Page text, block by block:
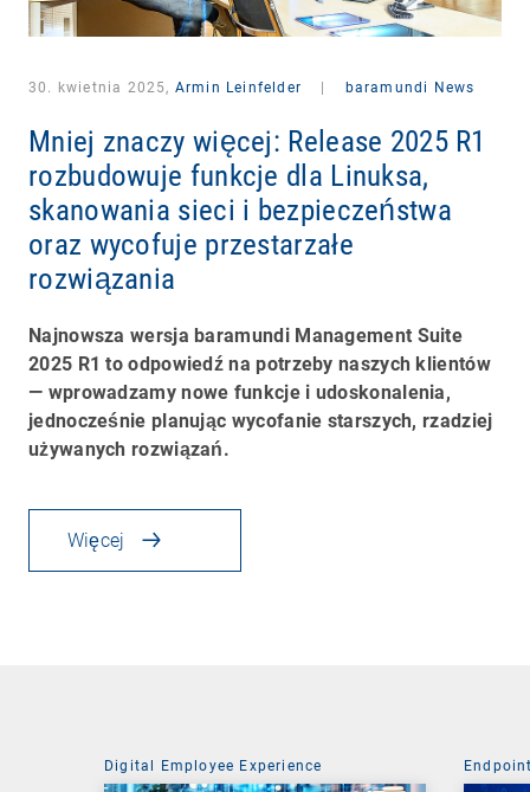
30. kwietnia 2025, Armin Leinfelder baramundi News
Mniej znaczy więcej: Release 2025 R1
rozbudowuje funkcje dla Linuksa,
skanowania sieci i bezpieczeństwa
oraz wycofuje przestarzałe
rozwiązania
Najnowsza wersja baramundi Management Suite
2025 R1 to odpowiedź na potrzeby naszych klientów
— wprowadzamy nowe funkcje i udoskonalenia,
jednocześnie planując wycofanie starszych, rzadziej
używanych rozwiązań.
Więcej
Digital Employee Experience